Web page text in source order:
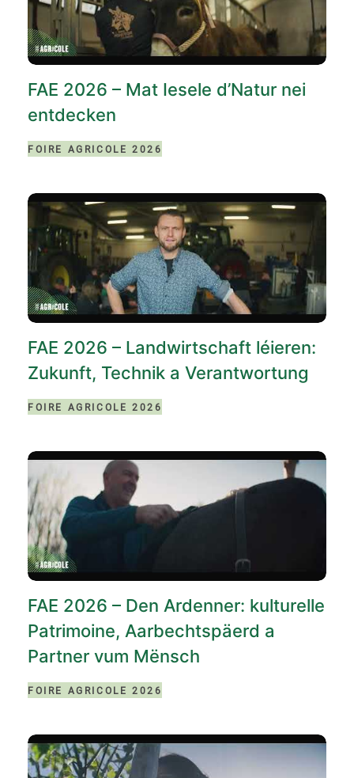
FAE 2026 – Mat Iesele d’Natur nei
entdecken
FOIRE AGRICOLE 2026
FAE 2026 – Landwirtschaft léieren:
Zukunft, Technik a Verantwortung
FOIRE AGRICOLE 2026
FAE 2026 – Den Ardenner: kulturelle
Patrimoine, Aarbechtspäerd a
Partner vum Mënsch
FOIRE AGRICOLE 2026